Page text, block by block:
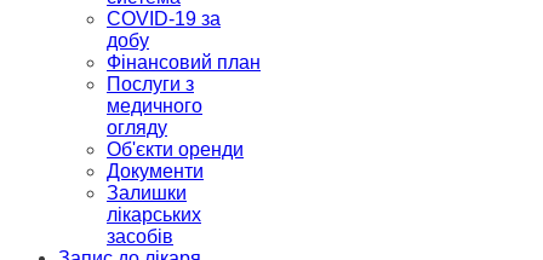
COVID-19 за
добу
Фінансовий план
Послуги з
медичного
огляду
Об'єкти оренди
Документи
Залишки
лікарських
засобів